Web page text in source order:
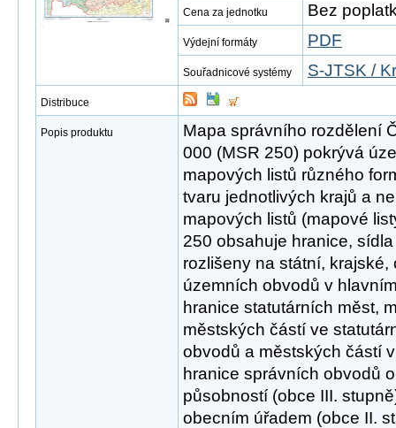
Cena za jednotku Bez
Výdejní formáty PDF
Souřadnicové systémy S-JTSK /
Distribuce
Popis produktu
Mapa správního rozdělení
000 (MSR 250) pokrývá
mapových listů různého
tvaru jednotlivých krajů a
mapových listů (mapové
250 obsahuje hranice,
rozlišeny na státní, krajské,
územních obvodů v
hranice statutárních měst,
městských částí ve
obvodů a městských částí
hranice správních obvodů
působností (obce III.
obecním úřadem (obce II.